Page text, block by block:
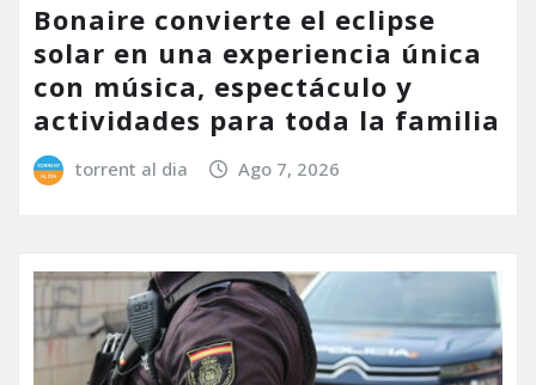
Bonaire convierte el eclipse
solar en una experiencia única
con música, espectáculo y
actividades para toda la familia
torrent al dia Ago 7, 2026